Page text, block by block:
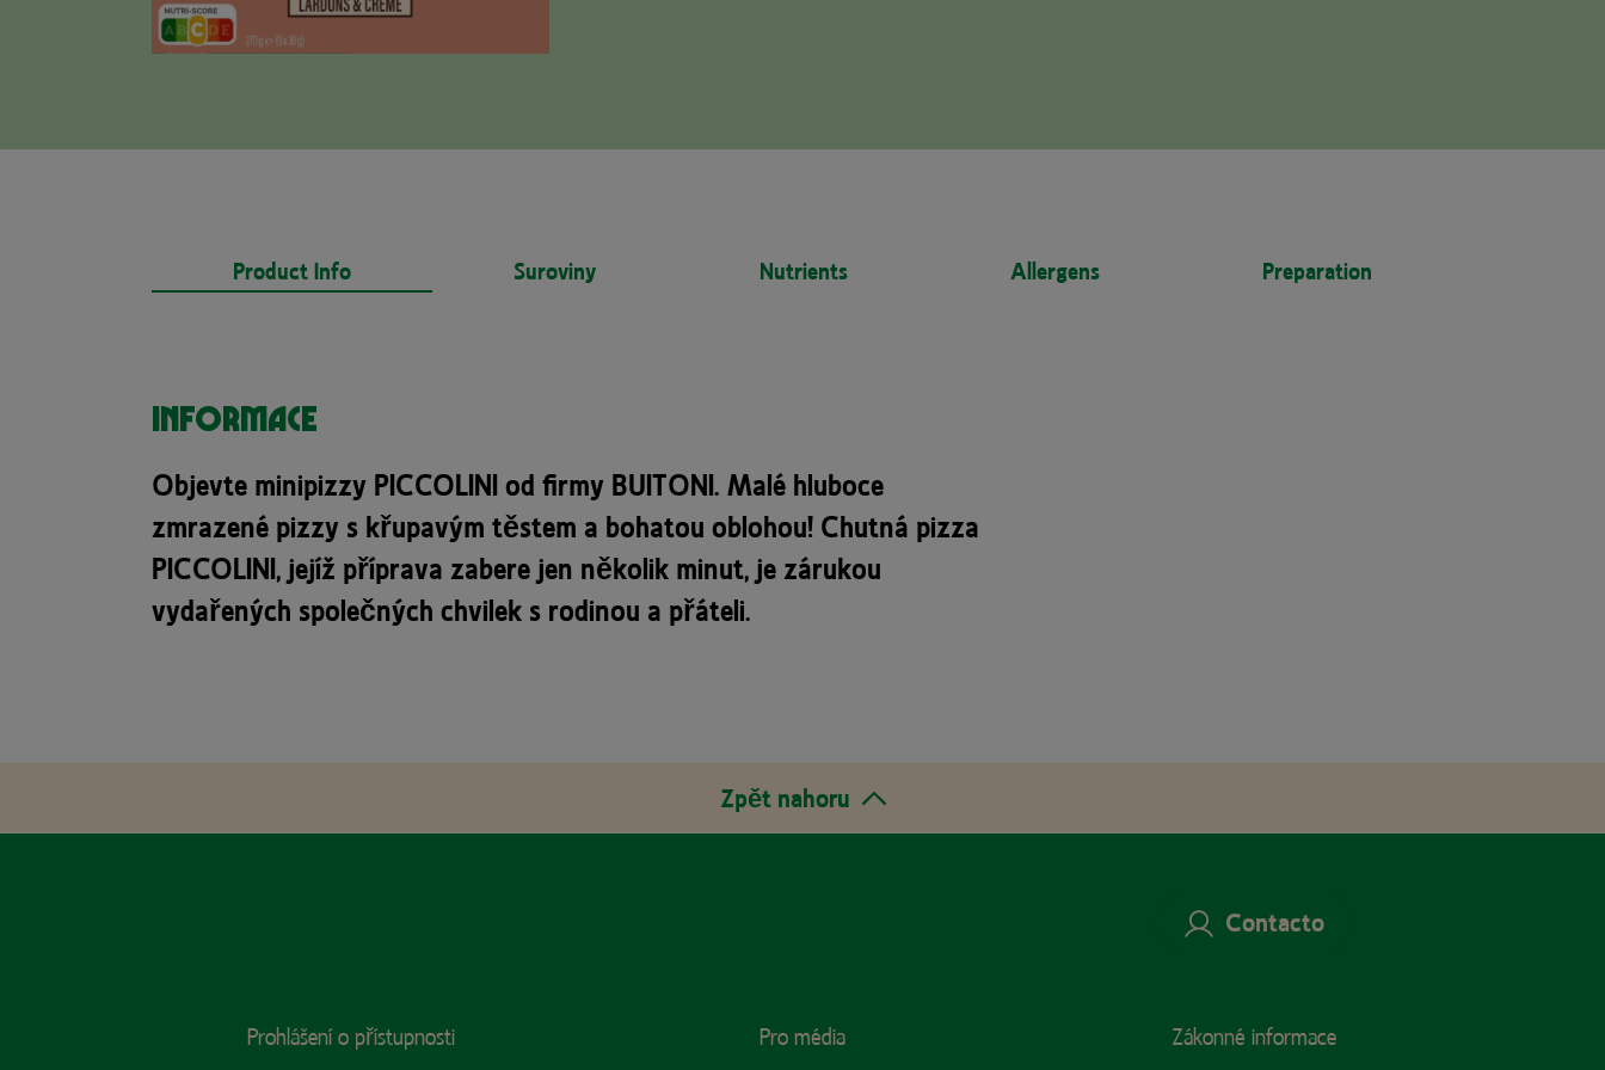
Product Info Suroviny Nutrients Allergens Preparation
Informace
Objevte minipizzy PICCOLINI od firmy BUITONI. Malé hluboce
zmrazené pizzy s křupavým těstem a bohatou oblohou! Chutná pizza
PICCOLINI, jejíž příprava zabere jen několik minut, je zárukou
vydařených společných chvilek s rodinou a přáteli.
Zpět nahoru
Contacto
Footer
Prohlášení o přístupnosti Pro média Zákonné informace